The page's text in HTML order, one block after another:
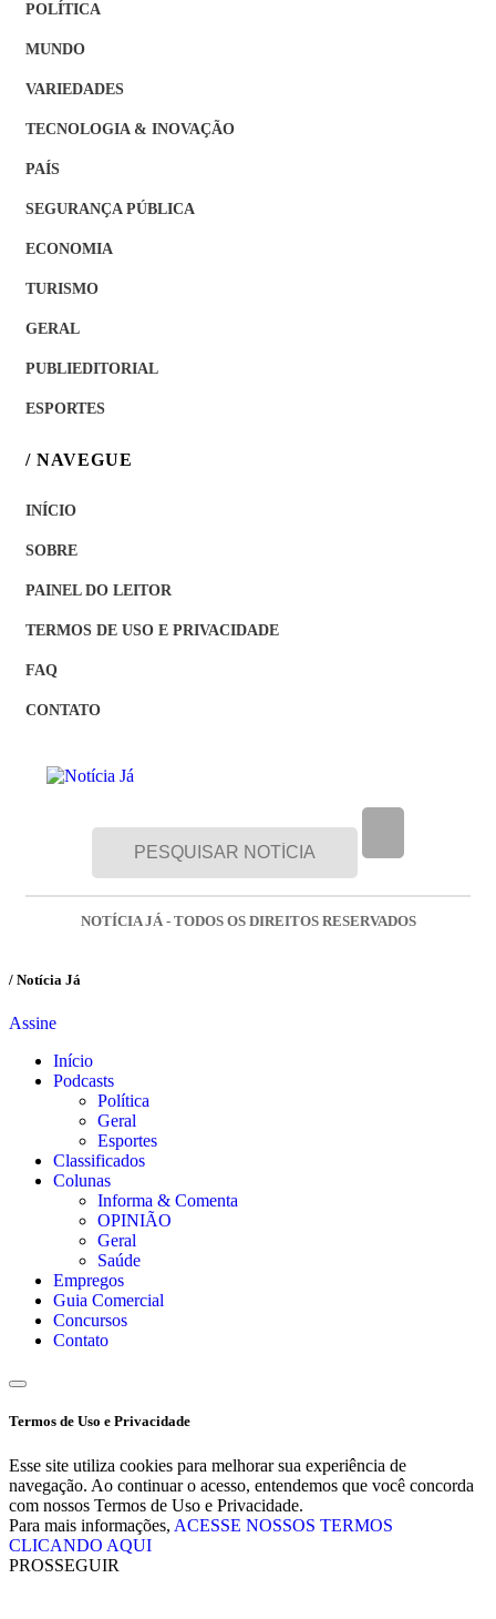
POLÍTICA
MUNDO
VARIEDADES
TECNOLOGIA & INOVAÇÃO
PAÍS
SEGURANÇA PÚBLICA
ECONOMIA
TURISMO
GERAL
PUBLIEDITORIAL
ESPORTES
/ NAVEGUE
INÍCIO
SOBRE
PAINEL DO LEITOR
TERMOS DE USO E PRIVACIDADE
FAQ
CONTATO
NOTÍCIA JÁ - TODOS OS DIREITOS RESERVADOS
/ Notícia Já
Assine
Início
Podcasts
Política
Geral
Esportes
Classificados
Colunas
Informa & Comenta
OPINIÃO
Geral
Saúde
Empregos
Guia Comercial
Concursos
Contato
Termos de Uso e Privacidade
Esse site utiliza cookies para melhorar sua experiência de
navegação. Ao continuar o acesso, entendemos que você concorda
com nossos Termos de Uso e Privacidade.
Para mais informações, ACESSE NOSSOS TERMOS
CLICANDO AQUI
PROSSEGUIR